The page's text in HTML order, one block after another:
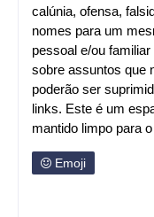
calúnia, ofensa,
nomes para um
pessoal e/ou
sobre assuntos que
poderão ser
links. Este é um
mantido limpo para
Emoji